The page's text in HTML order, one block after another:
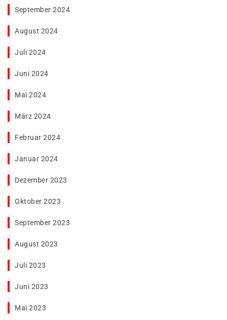
September 2024
August 2024
Juli 2024
Juni 2024
Mai 2024
März 2024
Februar 2024
Januar 2024
Dezember 2023
Oktober 2023
September 2023
August 2023
Juli 2023
Juni 2023
Mai 2023